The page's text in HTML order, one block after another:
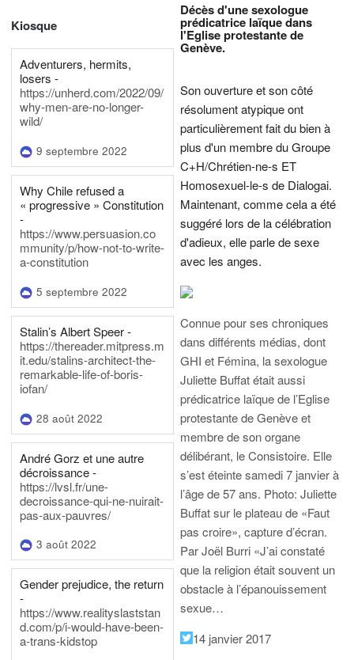
Kiosque
Adventurers, hermits,
losers -
https://unherd.com/2022/09/
why-men-are-no-longer-
wild/
9 septembre 2022
Why Chile refused a
« progressive » Constitution
-
https://www.persuasion.co
mmunity/p/how-not-to-write-
a-constitution
5 septembre 2022
Stalin’s Albert Speer -
https://thereader.mitpress.m
it.edu/stalins-architect-the-
remarkable-life-of-boris-
iofan/
28 août 2022
André Gorz et une autre
décroissance -
https://lvsl.fr/une-
decroissance-qui-ne-nuirait-
pas-aux-pauvres/
3 août 2022
Gender prejudice, the return
-
https://www.realityslaststan
d.com/p/i-would-have-been-
a-trans-kidstop
Décès d'une sexologue
prédicatrice laïque dans
l'Eglise protestante de
Genève.
Son ouverture et son côté
résolument atypique ont
particulièrement fait du bien à
plus d'un membre du Groupe
C+H/Chrétien-ne-s ET
Homosexuel-le-s de Dialogai.
Maintenant, comme cela a été
suggéré lors de la célébration
d'adieux, elle parle de sexe
avec les anges.
Connue pour ses chroniques
dans différents médias, dont
GHI et Fémina, la sexologue
Juliette Buffat était aussi
prédicatrice laïque de l’Eglise
protestante de Genève et
membre de son organe
délibérant, le Consistoire. Elle
s’est éteinte samedi 7 janvier à
l’âge de 57 ans. Photo: Juliette
Buffat sur le plateau de «Faut
pas croire», capture d’écran.
Par Joël Burri «J’ai constaté
que la religion était souvent un
obstacle à l’épanouissement
sexue…
14 janvier 2017